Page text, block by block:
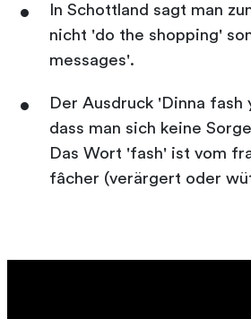
In Schottland sagt man
nicht 'do the shopping'
messages'.
Der Ausdruck 'Dinna fash
dass man sich keine
Das Wort 'fash' ist vom
fâcher (verärgert oder